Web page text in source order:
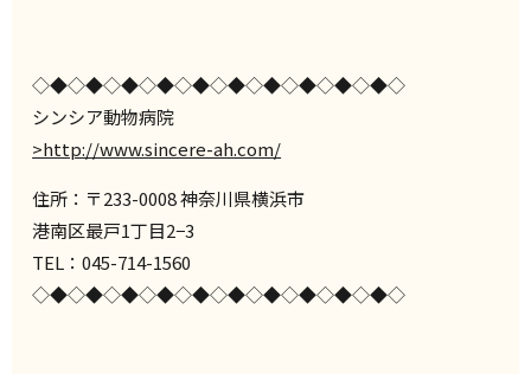
◇◆◇◆◇◆◇◆◇◆◇◆◇◆◇◆◇◆◇◆◇
シンシア動物病院
>http://www.sincere-ah.com/
住所：〒233-0008 神奈川県横浜市
港南区最戸1丁目2−3
TEL：045-714-1560
◇◆◇◆◇◆◇◆◇◆◇◆◇◆◇◆◇◆◇◆◇